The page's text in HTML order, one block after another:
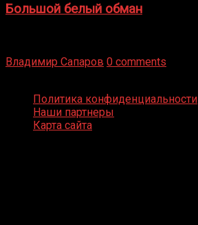
Большой белый обман
Владимир Сапаров 0 comments
Политика конфиденциальности
Наши партнеры
Карта сайта